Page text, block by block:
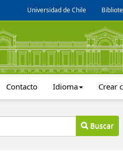
Universidad de Chile
Contacto Idioma Crear
Buscar